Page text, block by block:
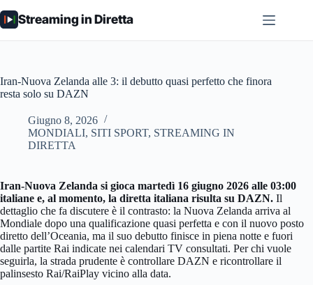
al
contenuto
Streaming in Diretta
Iran-Nuova Zelanda alle 3: il debutto quasi perfetto che finora
resta solo su DAZN
Giugno 8, 2026
MONDIALI, SITI SPORT, STREAMING IN
DIRETTA
Iran-Nuova Zelanda si gioca martedì 16 giugno 2026 alle 03:00
italiane e, al momento, la diretta italiana risulta su DAZN. Il
dettaglio che fa discutere è il contrasto: la Nuova Zelanda arriva al
Mondiale dopo una qualificazione quasi perfetta e con il nuovo posto
diretto dell’Oceania, ma il suo debutto finisce in piena notte e fuori
dalle partite Rai indicate nei calendari TV consultati. Per chi vuole
seguirla, la strada prudente è controllare DAZN e ricontrollare il
palinsesto Rai/RaiPlay vicino alla data.